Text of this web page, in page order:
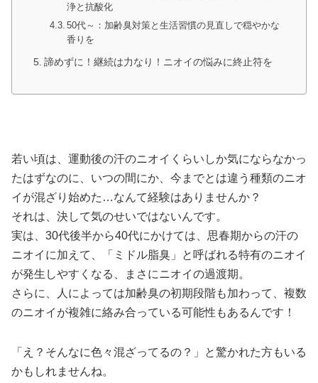
浄と抗酸化
50代～：加齢臭対策と生活習慣の見直しで穏やかな
香りを
諦めずに！継続は力なり！ニオイの悩みに終止符を
若い頃は、運動後の汗のニオイくらいしか気にならなかっ
たはずなのに、いつの間にか、今までとは違う種類のニオ
イが混ざり始めた…なんて経験はありませんか？
それは、決して気のせいではないんです。
実は、30代後半から40代にかけては、思春期からの汗の
ニオイに加えて、「ミドル脂臭」と呼ばれる特有のニオイ
が発生しやすくなる、まさにニオイの過渡期。
さらに、人によっては加齢臭の初期段階も加わって、複数
のニオイが複雑に絡み合っている可能性もあるんです！
「え？そんなに色々混ざってるの？」と驚かれた方もいる
かもしれませんね。